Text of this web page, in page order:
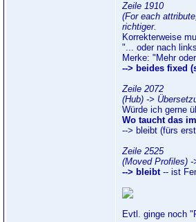
Zeile 1910
(For each
richtiger.
Korrekterweise
"... oder nach
Merke: "Mehr
--> beides fixed
Zeile 2072
(Hub) ->
Würde ich gerne
Wo taucht das
--> bleibt (fürs
Zeile 2525
(Moved Profiles)
--> bleibt-- ist
Evtl. ginge noch